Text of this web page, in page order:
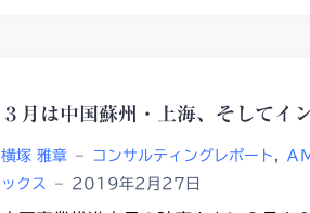
３月は中国蘇州・上海、そしてイ
横塚 雅章 – コンサルティングレポート ,
Ａ
ックス
– 2019年2月27日